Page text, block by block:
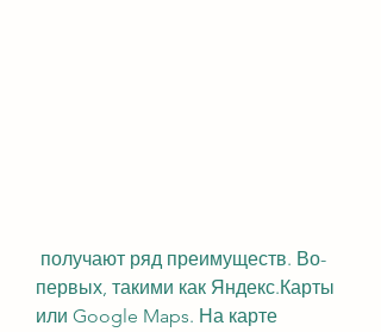
первых, такими как Яндекс.Карты
или Google Maps. На карте